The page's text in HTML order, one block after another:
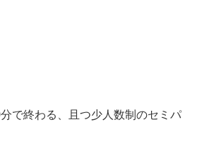
で終わる、且つ少人数制のセミパ